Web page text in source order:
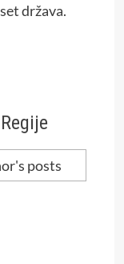
država.
posts